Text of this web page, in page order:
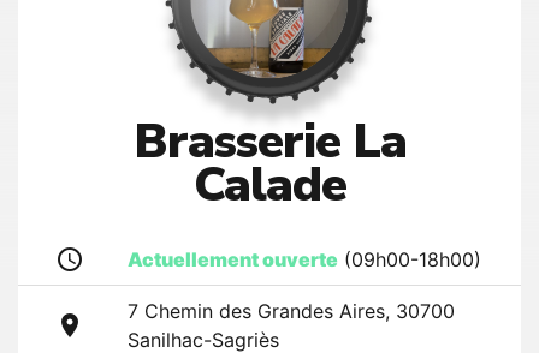
Brasserie La
Calade
access_time Actuellement ouverte (09h00-18h00)
room
7 Chemin des Grandes Aires, 30700
Sanilhac-Sagriès